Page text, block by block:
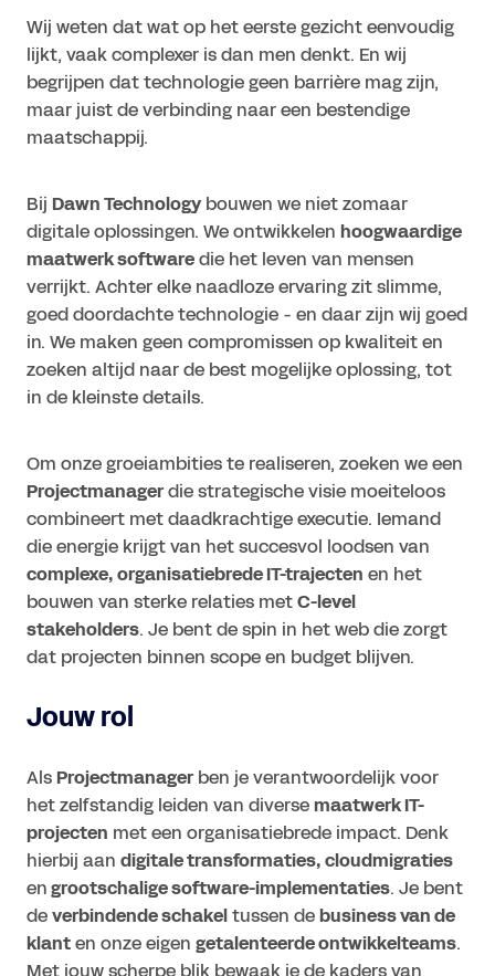
Wij weten dat wat op het eerste gezicht eenvoudig
lijkt, vaak complexer is dan men denkt. En wij
begrijpen dat technologie geen barrière mag zijn,
maar juist de verbinding naar een bestendige
maatschappij.
Bij Dawn Technology bouwen we niet zomaar
digitale oplossingen. We ontwikkelen hoogwaardige
maatwerk softwaredie het leven van mensen
verrijkt. Achter elke naadloze ervaring zit slimme,
goed doordachte technologie - en daar zijn wij goed
in. We maken geen compromissen op kwaliteit en
zoeken altijd naar de best mogelijke oplossing, tot
in de kleinste details.
Om onze groeiambities te realiseren, zoeken we een
Projectmanagerdie strategische visie moeiteloos
combineert met daadkrachtige executie. Iemand
die energie krijgt van het succesvol loodsen van
complexe, organisatiebrede IT-trajecten en het
bouwen van sterke relaties metC-level
stakeholders. Je bent de spin in het web die zorgt
dat projecten binnen scope en budget blijven.
Jouw rol
Als Projectmanagerben je verantwoordelijk voor
het zelfstandig leiden van diversemaatwerk IT-
projecten met een organisatiebrede impact. Denk
hierbij aan digitale transformaties, cloudmigraties
engrootschalige software-implementaties. Je bent
deverbindende schakeltussen debusiness van de
klanten onze eigen getalenteerde ontwikkelteams.